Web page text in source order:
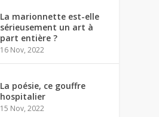
La marionnette est-elle
sérieusement un art à
part entière ?
16 Nov, 2022
La poésie, ce gouffre
hospitalier
15 Nov, 2022